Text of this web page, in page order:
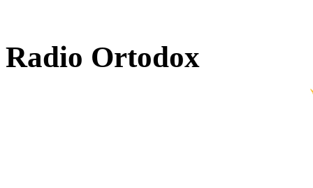
Radio Ortodox